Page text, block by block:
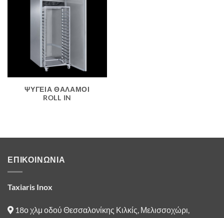
ΨΥΓΕΙΑ ΘΑΛΑΜΟΙ
ROLL IN
ΕΠΙΚΟΙΝΩΝΙΑ
Taxiaris Inox
18ο χλμ οδού Θεσσαλονίκης Κιλκίς, Μελισσοχώρι,